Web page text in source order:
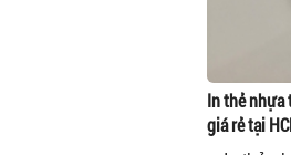
In thẻ nhựa
giá rẻ tại